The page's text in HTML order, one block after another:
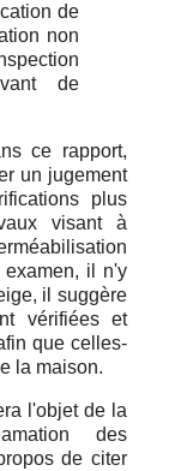
de
non
de
ce rapport,
un jugement
plus
visant à
il n'y
il suggère
vérifiées et
que celles-
la maison.
l'objet de la
des
de citer